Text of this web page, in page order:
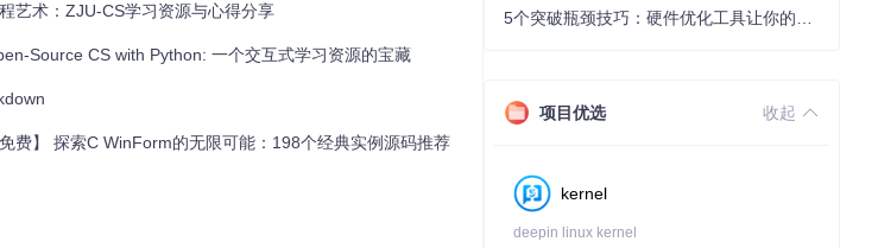
艺术：ZJU-CS学习资源与心得分享
Source CS with Python: 一个交互式学习资源的宝藏
费】 探索C WinForm的无限可能：198个经典实例源码推荐
项目优选 收起
kernel
deepin linux kernel